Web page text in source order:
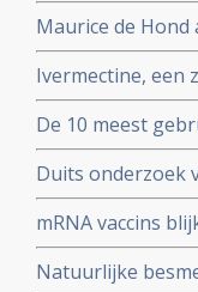
disfunctie, zelfs
Maurice de
opeenvolgende
Ivermectine, een
coronavirus -
studies blijkt
De 10 meest
klakkeloos
buiten
Duits onderzoek
hersenen,
overleden net na
mRNA vaccins
moeders. Minder
blijkt niet
Natuurlijke